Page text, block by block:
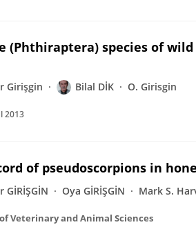
(Phthiraptera) species of
Girişgin Bilal DİK O. Girisgin
2013
of pseudoscorpions in
Oya GİRİŞGİN Mark S.
Veterinary and Animal Sciences